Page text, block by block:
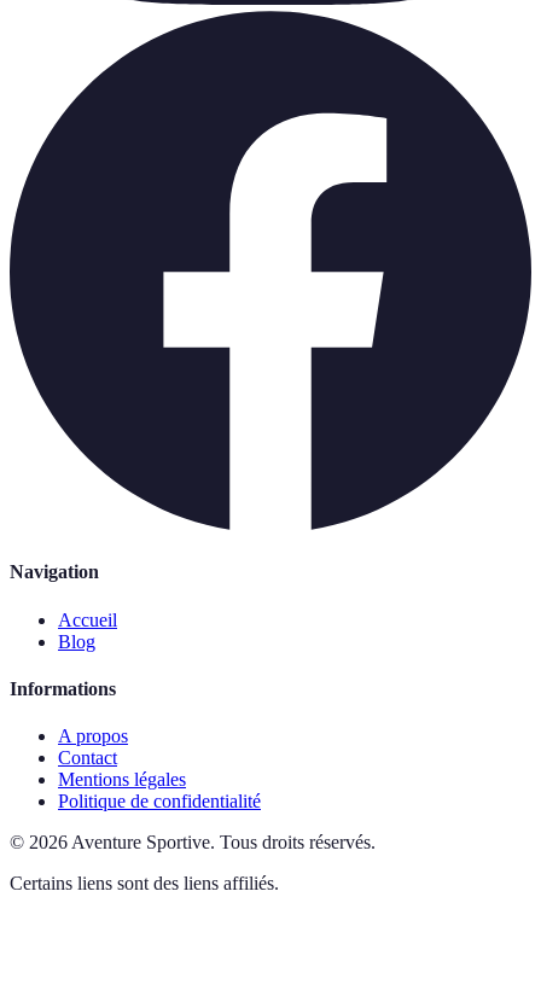
Navigation
Accueil
Blog
Informations
A propos
Contact
Mentions légales
Politique de confidentialité
© 2026 Aventure Sportive. Tous droits réservés.
Certains liens sont des liens affiliés.